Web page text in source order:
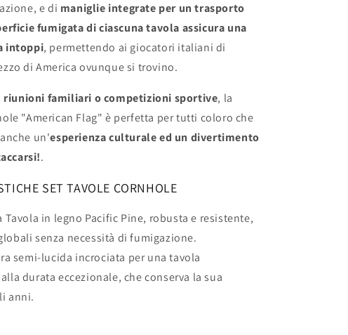
e di maniglie integrate per un trasporto
fumigata di ciascuna tavola assicura una
intoppi, permettendo ai giocatori italiani di
di America ovunque si trovino.
riunioni familiari o competizioni sportive, la
"American Flag" è perfetta per tutti coloro che
un'esperienza culturale ed un divertimento
.
SET TAVOLE CORNHOLE
Tavola in legno Pacific Pine, robusta e resistente,
senza necessità di fumigazione.
semi-lucida incrociata per una tavola
durata eccezionale, che conserva la sua
anni.